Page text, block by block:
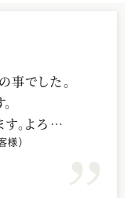
事でした。
。よろしく
様）